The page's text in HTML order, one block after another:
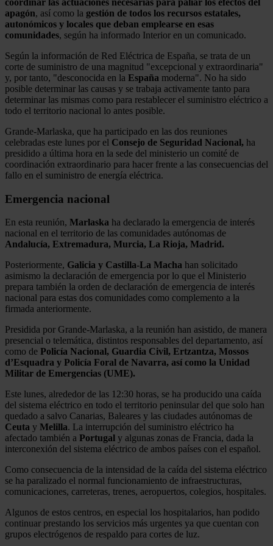
apagón, así como la gestión de todos los recursos estatales,
autonómicos y locales que deban emplearse en esas
comunidades, según ha informado Interior en un comunicado.
Según la información de Red Eléctrica de España, se trata de un
corte de suministro de una magnitud "excepcional y extraordinaria"
y, por tanto, "desconocida en la España moderna". No ha sido
posible determinar las causas y se trabaja activamente tanto para
determinar las mismas como para restablecer el suministro eléctrico a
todo el territorio nacional lo antes posible.
Grande-Marlaska, que ha participado en las dos reuniones
celebradas este lunes por el Consejo de Seguridad Nacional, ha
presidido a última hora en la sede del ministerio un comité de
coordinación extraordinario para hacer frente a las consecuencias del
fallo en el suministro de energía eléctrica.
Emergencia nacional
En esta reunión, Marlaska ha declarado la emergencia de interés
nacional en el territorio de las comunidades autónomas de
Andalucía, Extremadura, Murcia, La Rioja, Madrid.
Posteriormente, Galicia y Castilla-La Macha han solicitado
asimismo la declaración de emergencia por lo que el Ministerio
prepara también la orden de declaración de emergencia de interés
nacional para estas dos comunidades como complemento a la
firmada anteriormente.
Presidida por Grande-Marlaska, a la reunión han asistido, de manera
presencial o telemática, distintos responsables del departamento, así
como de Policía Nacional, Guardia Civil, Ertzantza, Mossos
d’Esquadra y Policía Foral de Navarra, así como la Unidad
Militar de Emergencias (UME).
Este lunes, alrededor de las 12:30 horas, se ha producido una caída
del sistema eléctrico en todo el territorio peninsular del que solo han
quedado a salvo Canarias, Baleares y las ciudades autónomas de
Ceuta y Melilla. La interrupción del suministro eléctrico ha
afectado también a Portugal y algunas zonas de Francia, dada la
interconexión del sistema eléctrico de ambos países con el español.
Como consecuencia de la intensidad de la caída del sistema eléctrico
se ha paralizado el normal funcionamiento de infraestructuras,
comunicaciones, carreteras, trenes, aeropuertos, colegios, hospitales.
Algunos de estos centros, en especial los hospitalarios, han podido
continuar prestando los servicios más urgentes ya que cuentan con
grupos electrógenos de respaldo para cortes de luz.